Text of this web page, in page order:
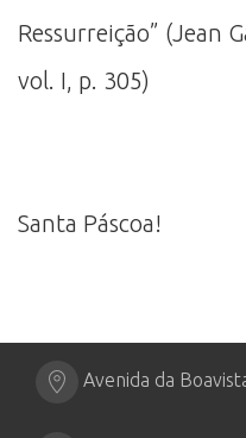
Ressurreição” (Jean
vol. I, p. 305)
Santa Páscoa!
Avenida da